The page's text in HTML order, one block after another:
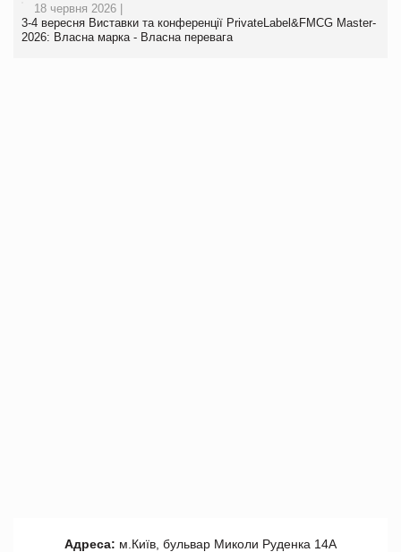
18 червня 2026 |
3-4 вересня Виставки та конференції PrivateLabel&FMCG Master-
2026: Власна марка - Власна перевага
Адреса: м.Київ, бульвар Миколи Руденка 14А